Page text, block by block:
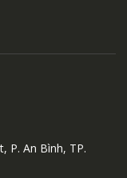
P. An Bình, TP.